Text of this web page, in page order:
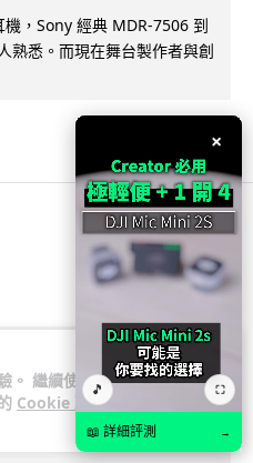
。 繼續使用
Cookie 政
，Sony 經典 MDR-7506 到
熟悉。而現在舞台製作者與創
夜》12.1 「烏拉特
穴不為提高世界首
眠》縮短約 10 分
×
🎵 ⛶
📖 詳細評測 →